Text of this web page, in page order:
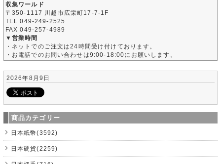
収集ワールド
〒350-1117 川越市広栄町17-7-1F
TEL 049-249-2525
FAX 049-257-4989
▼営業時間
・ネットでのご注文は24時間受け付けております。
・お電話でのお問い合わせは9:00-18:00にお願いします。
2026年8月9日
商品カテゴリー
日本紙幣(3592)
日本硬貨(2259)